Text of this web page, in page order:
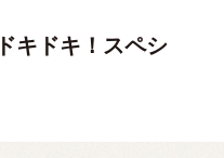
ドキ！スペシ